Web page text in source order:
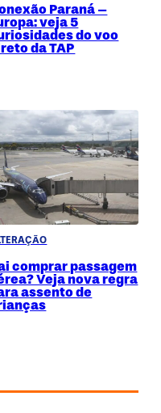
Paraná –
veja 5
do voo
da TAP
comprar passagem
Veja nova regra
assento de